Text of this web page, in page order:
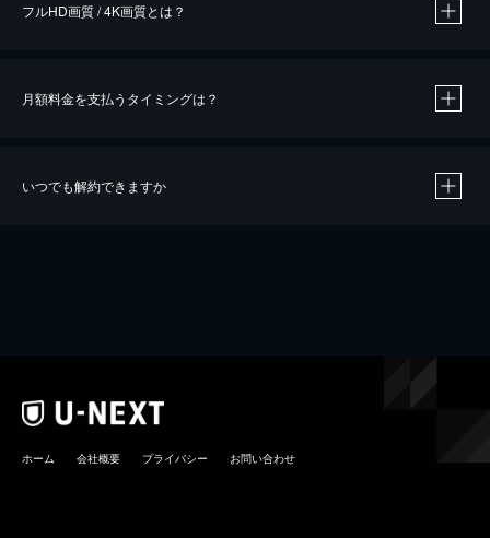
※40％ポイント還元の対象は、クレジットカード決済による作品の購入 / レンタルです。
iOSアプリのUコイン決済による作品の購入 / レンタルは、20％のポイント還元です。
フルHD画質 / 4K画質とは？
月額料金を支払うタイミングは？
いつでも解約できますか
ホーム 会社概要 プライバシー お問い合わせ